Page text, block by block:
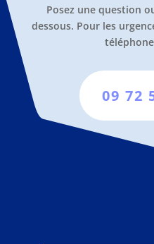
Posez une question
dessous. Pour les
09 72